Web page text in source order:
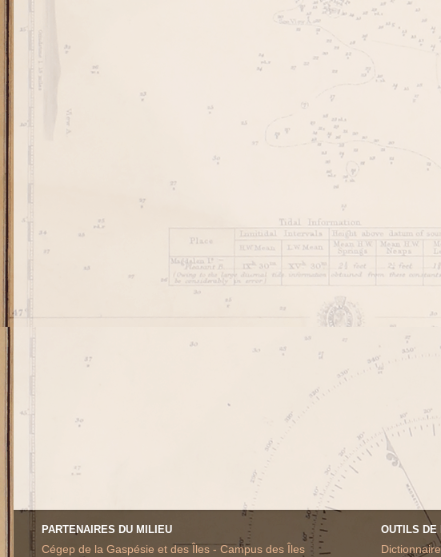
PARTENAIRES DU MILIEU
Cégep de la Gaspésie et des Îles - Campus des Îles
OUTILS DE